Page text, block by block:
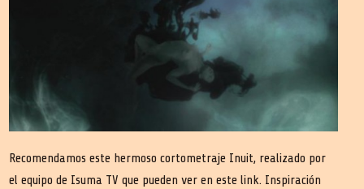
Recomendamos este hermoso cortometraje Inuit, realizado por
el equipo de Isuma TV que pueden ver en este link. Inspiración